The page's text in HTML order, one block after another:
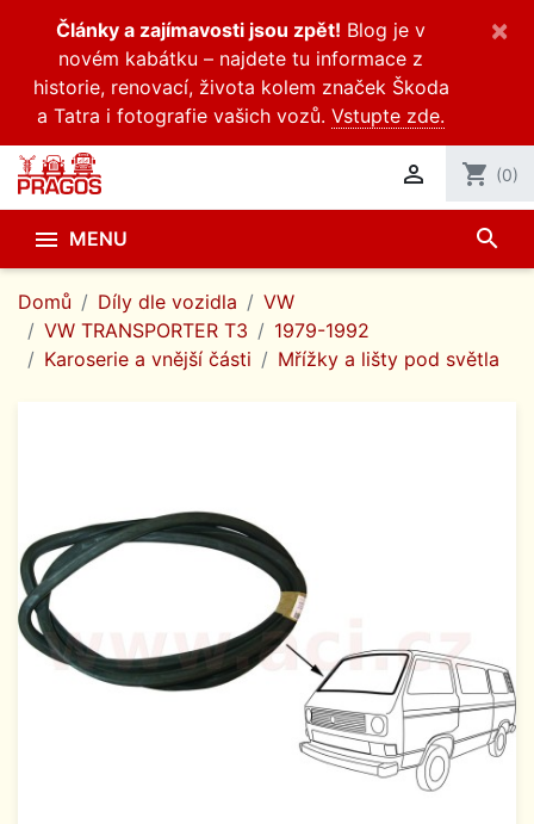
Články a zajímavosti jsou zpět! Blog je v
novém kabátku – najdete tu informace z
historie, renovací, života kolem značek Škoda
a Tatra i fotografie vašich vozů. Vstupte zde.
×
 shopping_cart (0)
 MENU search
Domů Díly dle vozidla
VW
VW TRANSPORTER T3
1979-1992
Karoserie a vnější části
Mřížky a lišty pod světla